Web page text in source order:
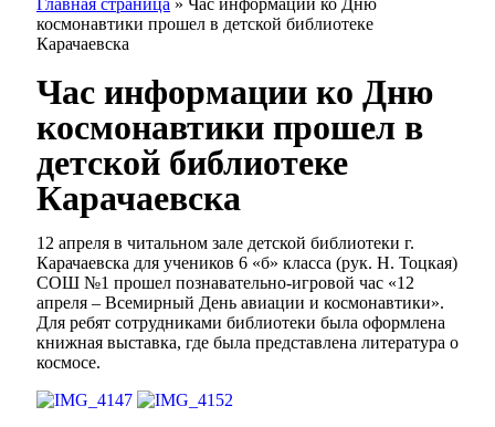
Главная страница » Час информации ко Дню
космонавтики прошел в детской библиотеке
Карачаевска
Час информации ко Дню
космонавтики прошел в
детской библиотеке
Карачаевска
12 апреля в читальном зале детской библиотеки г.
Карачаевска для учеников 6 «б» класса (рук. Н. Тоцкая)
СОШ №1 прошел познавательно-игровой час «12
апреля – Всемирный День авиации и космонавтики».
Для ребят сотрудниками библиотеки была оформлена
книжная выставка, где была представлена литература о
космосе.